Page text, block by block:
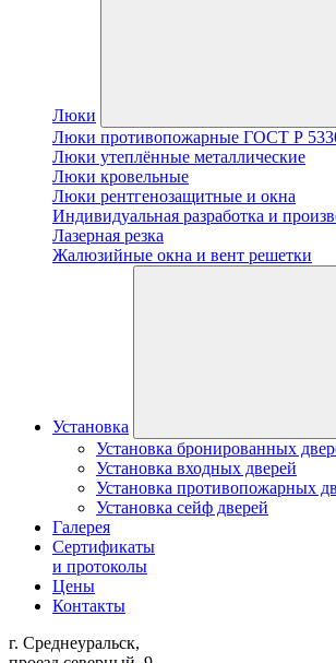
Люки
Люки противопожарные ГОСТ Р
Люки утеплённые металлические
Люки кровельные
Люки рентгенозащитные и окна
Индивидуальная разработка и
Лазерная резка
Жалюзийные окна и вент решетки
Установка
Установка бронированных
Установка входных дверей
Установка противопожарных
Установка сейф дверей
Галерея
Сертификаты
и протоколы
Цены
Контакты
г. Среднеуральск,